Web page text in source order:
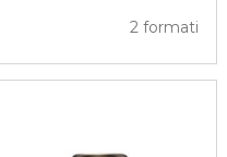
2 formati